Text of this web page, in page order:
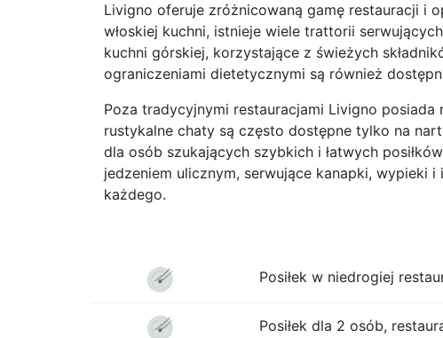
Livigno oferuje zróżnicowaną gamę restauracji i
włoskiej kuchni, istnieje wiele trattorii
kuchni górskiej, korzystające z świeżych
ograniczeniami dietetycznymi są również
Poza tradycyjnymi restauracjami Livigno
rustykalne chaty są często dostępne tylko na
dla osób szukających szybkich i łatwych
jedzeniem ulicznym, serwujące kanapki, wypieki
każdego.
Posiłek w niedrogiej
Posiłek dla 2 osób,